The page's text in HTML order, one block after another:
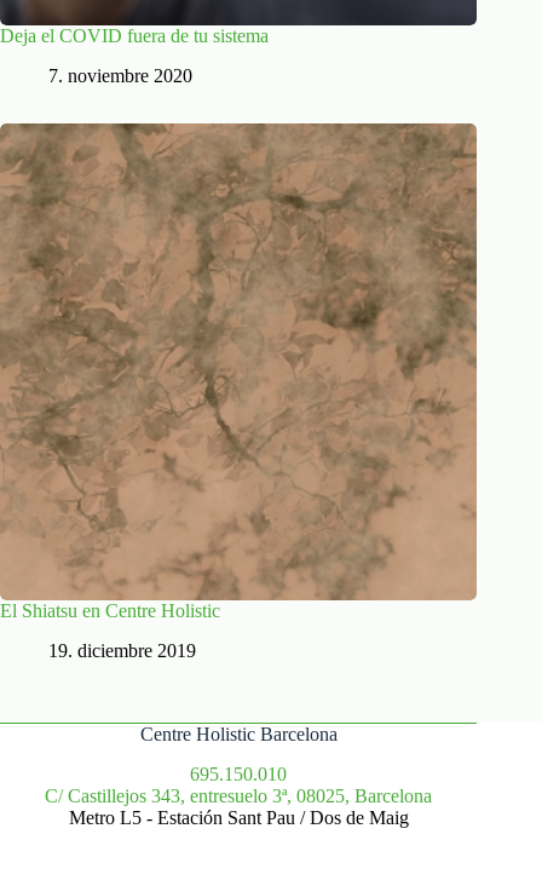
Deja el COVID fuera de tu sistema
7. noviembre 2020
El Shiatsu en Centre Holistic
19. diciembre 2019
Centre Holistic Barcelona
695.150.010
C/ Castillejos 343, entresuelo 3ª, 08025, Barcelona
Metro L5 - Estación Sant Pau / Dos de Maig